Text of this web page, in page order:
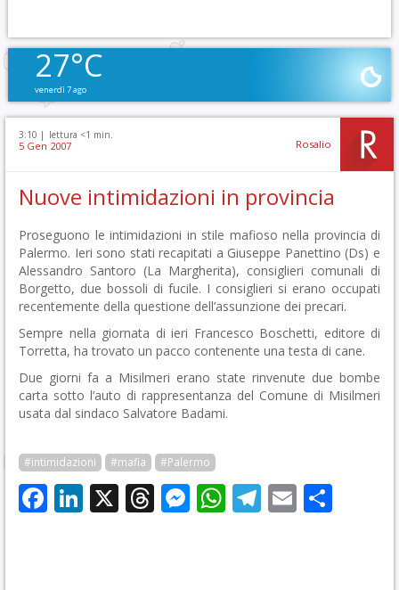
27°C
venerdì 7 ago
3:10 | lettura <1 min.
5 Gen 2007 Rosalio
Nuove intimidazioni in provincia
Proseguono le intimidazioni in stile mafioso nella provincia di
Palermo. Ieri sono stati recapitati a Giuseppe Panettino (Ds) e
Alessandro Santoro (La Margherita), consiglieri comunali di
Borgetto, due bossoli di fucile. I consiglieri si erano occupati
recentemente della questione dell’assunzione dei precari.
Sempre nella giornata di ieri Francesco Boschetti, editore di
Torretta, ha trovato un pacco contenente una testa di cane.
Due giorni fa a Misilmeri erano state rinvenute due bombe
carta sotto l’auto di rappresentanza del Comune di Misilmeri
usata dal sindaco Salvatore Badami.
#intimidazioni #mafia #Palermo
Facebook
LinkedIn
X Threads
Messenger
WhatsApp
Telegram
Email